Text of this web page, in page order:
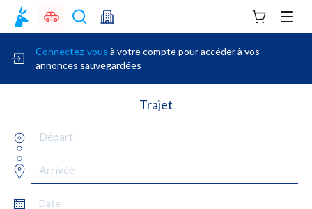
Votre panier
Connectez-vous à votre compte pour accéder à vos
annonces sauvegardées
Trajet